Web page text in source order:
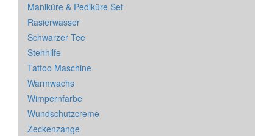
Maniküre & Pediküre Set
Rasierwasser
Schwarzer Tee
Stehhilfe
Tattoo Maschine
Warmwachs
Wimpernfarbe
Wundschutzcreme
Zeckenzange